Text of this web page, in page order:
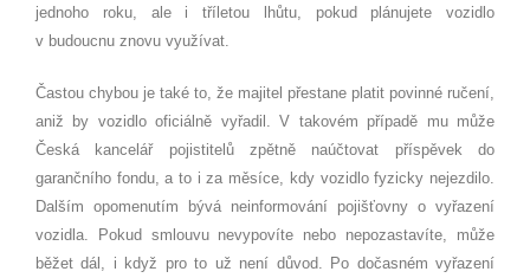
jednoho roku, ale i tříletou lhůtu, pokud plánujete vozidlo
v budoucnu znovu využívat.
Častou chybou je také to, že majitel přestane platit povinné ručení,
aniž by vozidlo oficiálně vyřadil. V takovém případě mu může
Česká kancelář pojistitelů zpětně naúčtovat příspěvek do
garančního fondu, a to i za měsíce, kdy vozidlo fyzicky nejezdilo.
Dalším opomenutím bývá neinformování pojišťovny o vyřazení
vozidla. Pokud smlouvu nevypovíte nebo nepozastavíte, může
běžet dál, i když pro to už není důvod. Po dočasném vyřazení